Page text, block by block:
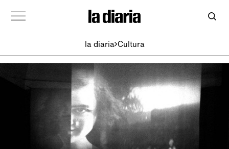
la diaria Cultura